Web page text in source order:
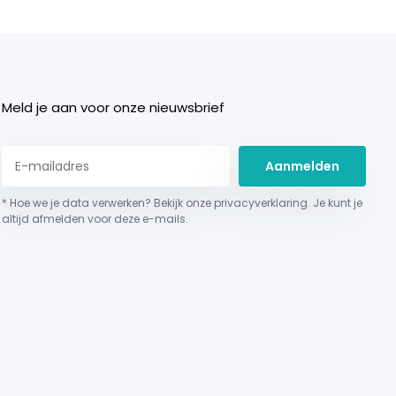
Meld je aan voor onze nieuwsbrief
Aanmelden
* Hoe we je data verwerken? Bekijk onze privacyverklaring. Je kunt je
altijd afmelden voor deze e-mails.